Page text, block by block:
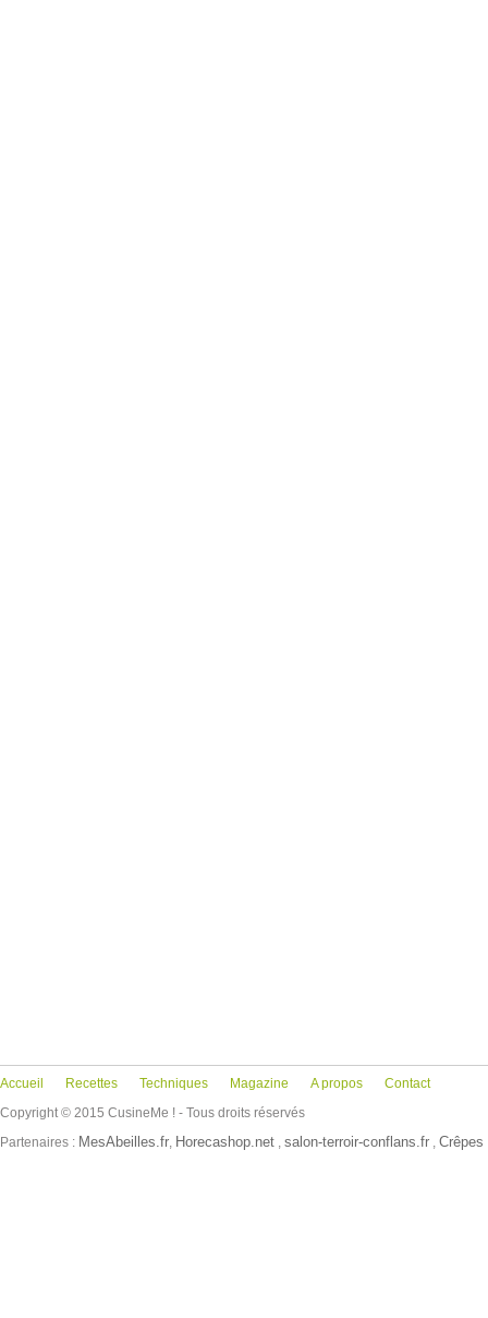
Accueil Recettes Techniques Magazine A propos
Contact
Copyright © 2015 CusineMe ! - Tous droits réservés
Partenaires : MesAbeilles.fr, Horecashop.net , salon-terroir-conflans.fr ,